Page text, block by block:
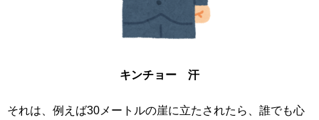
キンチョー 汗
それは、例えば30メートルの崖に立たされたら、誰でも心